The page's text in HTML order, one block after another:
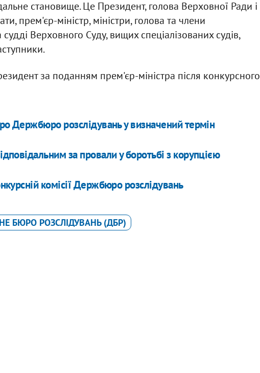
становище. Це Президент, голова Верховної Ради і
прем'єр-міністр, міністри, голова та члени
Верховного Суду, вищих спеціалізованих судів,
за поданням прем'єр-міністра після конкурсного
Держбюро розслідувань у визначений термін
за провали у боротьбі з корупцією
комісії Держбюро розслідувань
БЮРО РОЗСЛІДУВАНЬ (ДБР)